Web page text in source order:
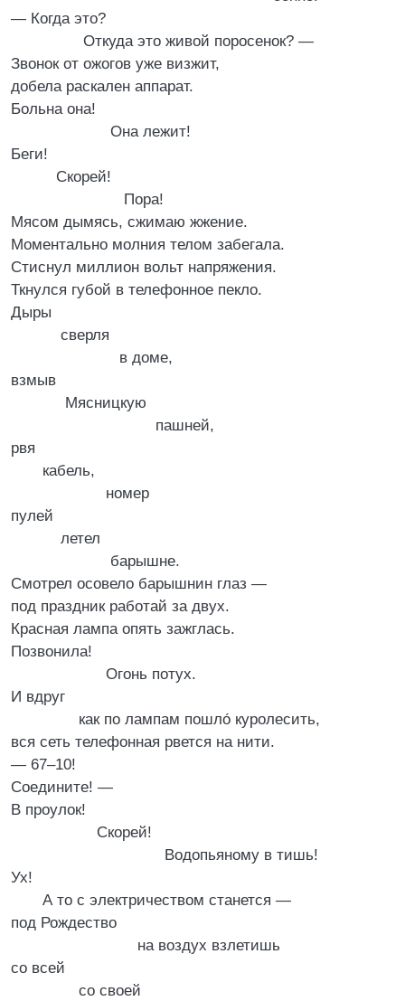
— Когда это?
Откуда это живой поросенок? —
Звонок от ожогов уже визжит,
добела раскален аппарат.
Больна она!
Она лежит!
Беги!
Скорей!
Пора!
Мясом дымясь, сжимаю жжение.
Моментально молния телом забегала.
Стиснул миллион вольт напряжения.
Ткнулся губой в телефонное пекло.
Дыры
сверля
в доме,
взмыв
Мясницкую
пашней,
рвя
кабель,
номер
пулей
летел
барышне.
Смотрел осовело барышнин глаз —
под праздник работай за двух.
Красная лампа опять зажглась.
Позвонила!
Огонь потух.
И вдруг
как по лампам пошло́ куролесить,
вся сеть телефонная рвется на нити.
— 67–10!
Соедините! —
В проулок!
Скорей!
Водопьяному в тишь!
Ух!
А то с электричеством станется —
под Рождество
на воздух взлетишь
со всей
со своей